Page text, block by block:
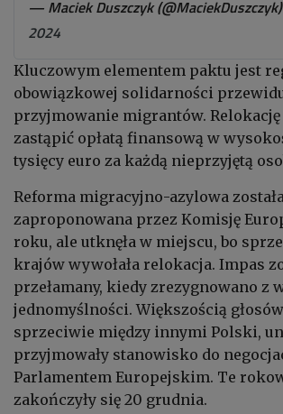
— Maciek Duszczyk (@MaciekDuszczyk)
2024
Kluczowym elementem paktu jest
obowiązkowej solidarności
przyjmowanie migrantów. Relokację
zastąpić opłatą finansową w
tysięcy euro za każdą nieprzyjętą
Reforma migracyjno-azylowa została
zaproponowana przez Komisję
roku, ale utknęła w miejscu, bo
krajów wywołała relokacja. Impas
przełamany, kiedy zrezygnowano z
jednomyślności. Większością
sprzeciwie między innymi Polski,
przyjmowały stanowisko do
Parlamentem Europejskim. Te
zakończyły się 20 grudnia.